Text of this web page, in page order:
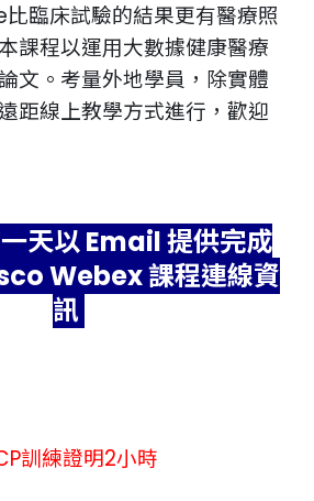
臨床試驗的結果更有醫療照
課程以運用大數據健康醫療
文。考量外地學員，除實體
距線上教學方式進行，歡迎
天以 Email 提供完成
Webex 課程連線資
訊
訓練證明2小時